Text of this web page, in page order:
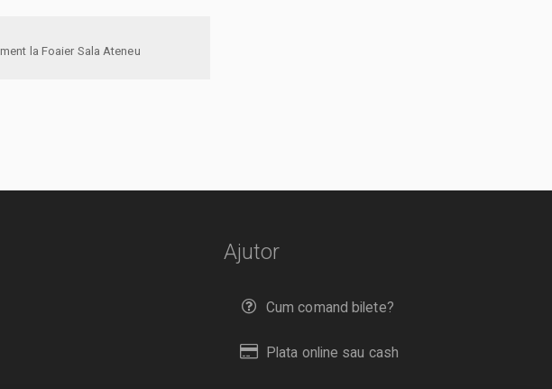
anunta-ma pe email cand apare urmatorul eveniment la Foaier Sala Ateneu
Ajutor
Cum comand bilete?
Plata online sau cash